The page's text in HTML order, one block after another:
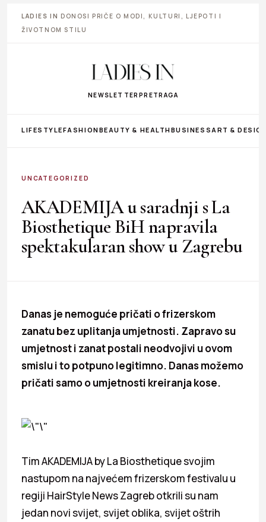
LADIES IN DONOSI PRIČE O MODI, KULTURI, LJEPOTI I
ŽIVOTNOM STILU
NEWSLETTER PRETRAGA
LIFESTYLEFASHIONBEAUTY & HEALTHBUSINESS ART &
UNCATEGORIZED
AKADEMIJA u saradnji s La
Biosthetique BiH napravila
spektakularan show u Zagrebu
Danas je nemoguće pričati o frizerskom
zanatu bez uplitanja umjetnosti. Zapravo su
umjetnost i zanat postali neodvojivi u ovom
smislu i to potpuno legitimno. Danas možemo
pričati samo o umjetnosti kreiranja kose.
Tim AKADEMIJA by La Biosthetique svojim
nastupom na najvećem frizerskom festivalu u
regiji HairStyle News Zagreb otkrili su nam
jedan novi svijet, svijet oblika, svijet oštrih